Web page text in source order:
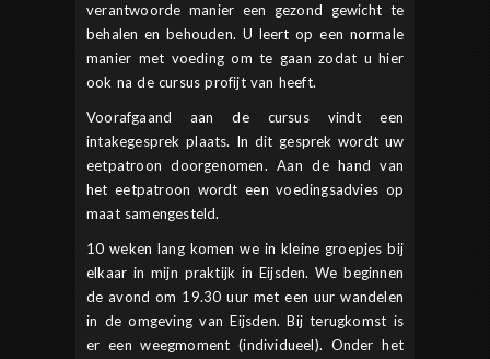
verantwoorde manier een gezond gewicht te
behalen en behouden. U leert op een normale
manier met voeding om te gaan zodat u hier
ook na de cursus profijt van heeft.
Voorafgaand aan de cursus vindt een
intakegesprek plaats. In dit gesprek wordt uw
eetpatroon doorgenomen. Aan de hand van
het eetpatroon wordt een voedingsadvies op
maat samengesteld.
10 weken lang komen we in kleine groepjes bij
elkaar in mijn praktijk in Eijsden. We beginnen
de avond om 19.30 uur met een uur wandelen
in de omgeving van Eijsden. Bij terugkomst is
er een weegmoment (individueel). Onder het